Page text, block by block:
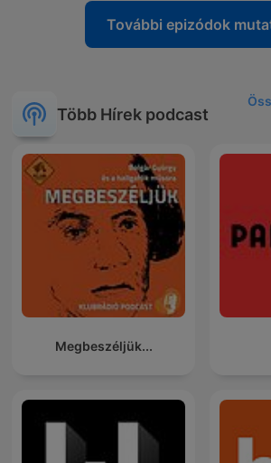
További epizódok
Több Hírek podcast
Megbeszéljük...